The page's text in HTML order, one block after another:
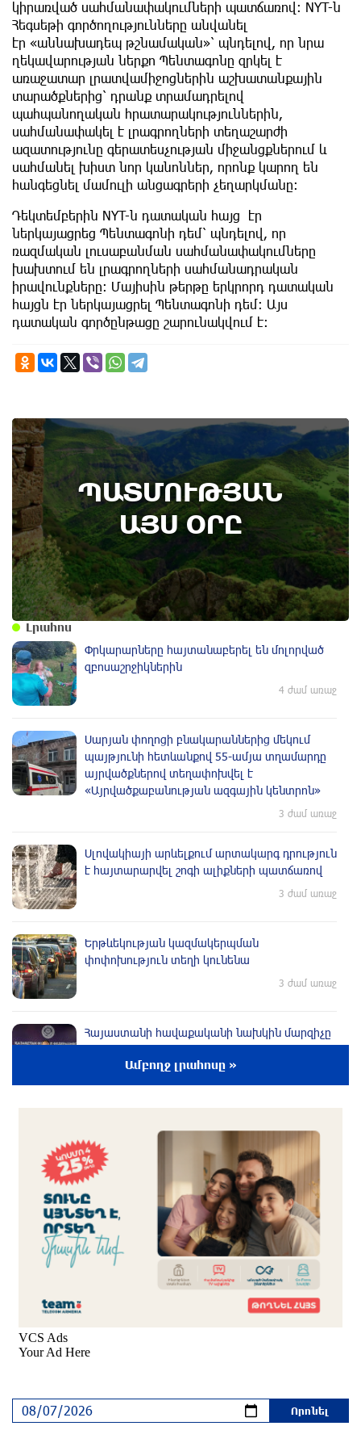
կիրառված սահմանափակումների պատճառով։ NYT-ն
Հեգսեթի գործողությունները անվանել
էր «աննախադեպ թշնամական»՝ պնդելով, որ նրա
ղեկավարության ներքո Պենտագոնը զրկել է
առաջատար լրատվամիջոցներին աշխատանքային
տարածքներից՝ դրանք տրամադրելով
պահպանողական հրատարակություններին,
սահմանափակել է լրագրողների տեղաշարժի
ազատությունը գերատեսչության միջանցքներում և
սահմանել խիստ նոր կանոններ, որոնք կարող են
հանգեցնել մամուլի անցագրերի չեղարկմանը։
Դեկտեմբերին NYT-ն դատական ​​հայց էր
ներկայացրեց Պենտագոնի դեմ՝ պնդելով, որ
ռազմական լուսաբանման սահմանափակումները
խախտում են լրագրողների սահմանադրական
իրավունքները։ Մայիսին թերթը երկրորդ դատական ​​​​
հայցն էր ներկայացրել Պենտագոնի դեմ: Այս
դատական ​​​​գործընթացը շարունակվում է:
ՊԱՏՄՈՒԹՅԱՆ
ԱՅՍ ՕՐԸ
7th of August
Բոյակի ճակատամարտի օր. պատմության
այս օրը (7 օգոստոս)
Լրահոս
Փրկարարները հայտանաբերել են մոլորված
զբոսաշրջիկներին
4 ժամ առաջ
Սարյան փողոցի բնակարաններից մեկում
պայթյունի հետևանքով 55-ամյա տղամարդը
այրվածքներով տեղափոխվել է
«Այրվածքաբանության ազգային կենտրոն»
3 ժամ առաջ
Սլովակիայի արևելքում արտակարգ դրություն
է հայտարարվել շոգի ալիքների պատճառով
3 ժամ առաջ
Երթևեկության կազմակերպման
փոփոխություն տեղի կունենա
3 ժամ առաջ
Հայաստանի հավաքականի նախկին մարզիչը
կգլխավորի Ղազախստանի հավաքականը
2 ժամ առաջ
Թրամփը ասել է, որ հանրապետականները
կարող են պարտվել Կոնգրեսի միջանկյալ
ընտրություններում
2 ժամ առաջ
Թուրքական ապրանքանիշը դադարեցնում է
Դանակահարություն՝ Մասիսի
գազալցակայաններից մեկի մոտ. կասկածյալը
Ամբողջ լրահոսը »